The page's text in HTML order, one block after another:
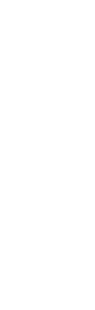
Ürün
Ürün fiyatı
Bu ürüne